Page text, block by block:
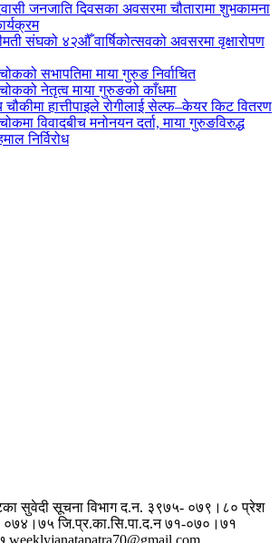
जनजाति दिवसका अवसरमा चौतारामा शुभकामना
संघको ४२औँ वार्षिकोत्सवको अवसरमा वृक्षारोपण
सभापतिमा माया गुरुङ निर्वाचित
नेतृत्व माया गुरुङको काँधमा
चौकीमा हात्तीपाइले रोगीलाई सेल्फ–केयर किट वितरण
विवादबीच मनोनयन दर्ता, माया गुरुङविरुद्ध
निर्विरोध
सुवेदी सूचना विभाग द.न. ३९७५- ०७९।८० प्रेश
०७४।७५ जि.प्र.का.सि.पा.द.न ७१-०७०।७१
weeklyjanatapatra70@gmail.com